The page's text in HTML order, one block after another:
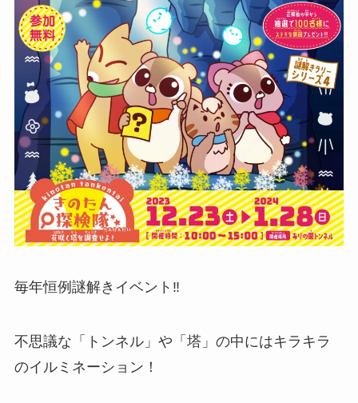
毎年恒例謎解きイベント‼
不思議な「トンネル」や「塔」の中にはキラキラ
のイルミネーション！